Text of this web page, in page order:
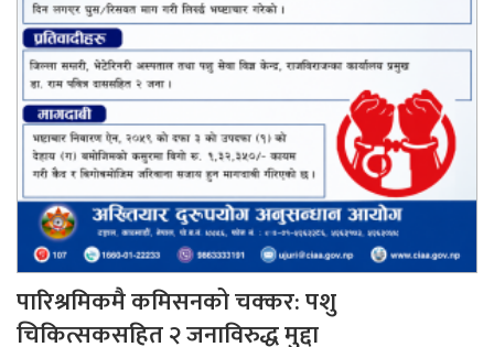
पारिश्रमिकमै कमिसनको चक्कर: पशु
चिकित्सकसहित २ जनाविरुद्ध मुद्दा